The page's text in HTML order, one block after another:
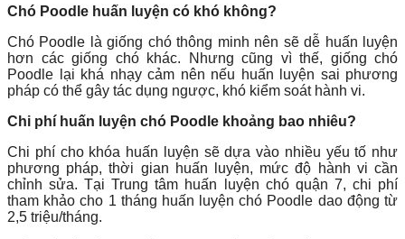
Chó Poodle huấn luyện có khó không?
Chó Poodle là giống chó thông minh nên sẽ dễ huấn luyện
hơn các giống chó khác. Nhưng cũng vì thế, giống chó
Poodle lại khá nhạy cảm nên nếu huấn luyện sai phương
pháp có thể gây tác dụng ngược, khó kiểm soát hành vi.
Chi phí huấn luyện chó Poodle khoảng bao nhiêu?
Chi phí cho khóa huấn luyện sẽ dựa vào nhiều yếu tố như
phương pháp, thời gian huấn luyện, mức độ hành vi cần
chỉnh sửa. Tại Trung tâm huấn luyện chó quận 7, chi phí
tham khảo cho 1 tháng huấn luyện chó Poodle dao động từ
2,5 triệu/tháng.